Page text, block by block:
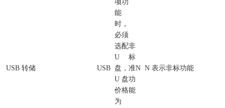
USB 转储 USB
项功
能
时，
必须
选配
U
盘，
U 盘
价格
为
非
标
准
功
能
N N 表示非标功能